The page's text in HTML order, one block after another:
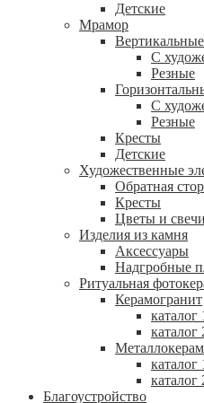
Детские
Мрамор
Вертикальные
С
Резные
С
Резные
Кресты
Детские
Художественные
Обратная
Кресты
Цветы и свечи
Изделия из камня
Аксессуары
Надгробные
Ритуальная
Керамогранит
каталог
каталог
каталог
каталог
Благоустройство